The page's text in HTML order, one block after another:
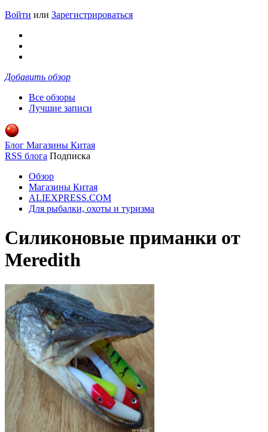
Войти или Зарегистрироваться
Добавить обзор
Все обзоры
Лучшие записи
Блог Магазины Китая
RSS блога Подписка
Обзор
Магазины Китая
ALIEXPRESS.COM
Для рыбалки, охоты и туризма
Силиконовые приманки от
Meredith